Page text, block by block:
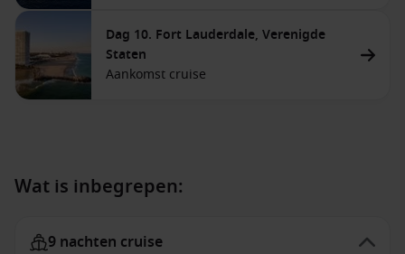
Dag 10. Fort Lauderdale, Verenigde
Staten
Aankomst cruise
Wat is inbegrepen:
9 nachten cruise